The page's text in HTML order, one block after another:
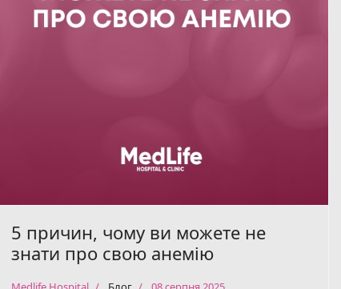
5 причин, чому ви можете не
знати про свою анемію